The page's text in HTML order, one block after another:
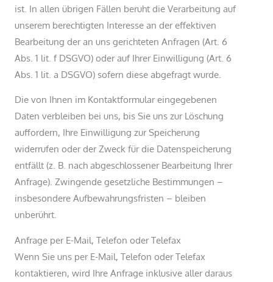
ist. In allen übrigen Fällen beruht die Verarbeitung auf
unserem berechtigten Interesse an der effektiven
Bearbeitung der an uns gerichteten Anfragen (Art. 6
Abs. 1 lit. f DSGVO) oder auf Ihrer Einwilligung (Art. 6
Abs. 1 lit. a DSGVO) sofern diese abgefragt wurde.
Die von Ihnen im Kontaktformular eingegebenen
Daten verbleiben bei uns, bis Sie uns zur Löschung
auffordern, Ihre Einwilligung zur Speicherung
widerrufen oder der Zweck für die Datenspeicherung
entfällt (z. B. nach abgeschlossener Bearbeitung Ihrer
Anfrage). Zwingende gesetzliche Bestimmungen –
insbesondere Aufbewahrungsfristen – bleiben
unberührt.
Anfrage per E-Mail, Telefon oder Telefax
Wenn Sie uns per E-Mail, Telefon oder Telefax
kontaktieren, wird Ihre Anfrage inklusive aller daraus